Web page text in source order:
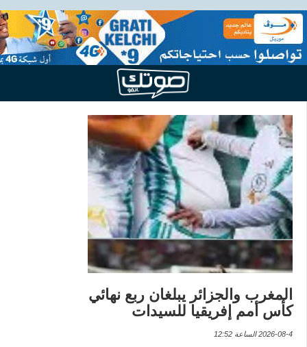
المغرب والجزائر يبلغان ربع نهائي
كأس أمم إفريقيا للسيدات
2026-08-4 الساعة 12:52